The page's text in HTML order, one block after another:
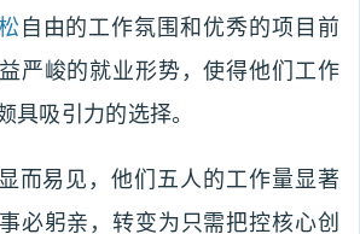
自由的工作氛围和优秀的项目前
严峻的就业形势，使得他们工作
具吸引力的选择。
而易见，他们五人的工作量显著
必躬亲，转变为只需把控核心创